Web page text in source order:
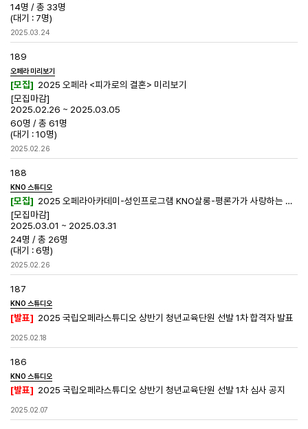
14명 /총 33명
(대기 : 7명)
2025.03.24
189
오페라 미리보기
[모집] 2025 오페라 <피가로의 결혼> 미리보기
[모집마감]
2025.02.26 ~ 2025.03.05
60명 /총 61명
(대기 : 10명)
2025.02.26
188
KNO 스튜디오
[모집] 2025 오페라아카데미-성인프로그램 KNO살롱-평론가가 사랑하는 오페라
[모집마감]
2025.03.01 ~ 2025.03.31
24명 /총 26명
(대기 : 6명)
2025.02.26
187
KNO 스튜디오
[발표] 2025 국립오페라스튜디오 상반기 청년교육단원 선발 1차 합격자 발표
2025.02.18
186
KNO 스튜디오
[발표] 2025 국립오페라스튜디오 상반기 청년교육단원 선발 1차 심사 공지
2025.02.07